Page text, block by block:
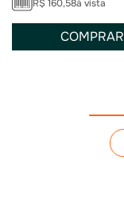
R$ 160,58à vista
COMPRAR